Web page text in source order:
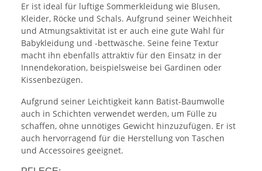
Er ist ideal für luftige Sommerkleidung wie Blusen,
Kleider, Röcke und Schals. Aufgrund seiner Weichheit
und Atmungsaktivität ist er auch eine gute Wahl für
Babykleidung und -bettwäsche. Seine feine Textur
macht ihn ebenfalls attraktiv für den Einsatz in der
Innendekoration, beispielsweise bei Gardinen oder
Kissenbezügen.
Aufgrund seiner Leichtigkeit kann Batist-Baumwolle
auch in Schichten verwendet werden, um Fülle zu
schaffen, ohne unnötiges Gewicht hinzuzufügen. Er ist
auch hervorragend für die Herstellung von Taschen
und Accessoires geeignet.